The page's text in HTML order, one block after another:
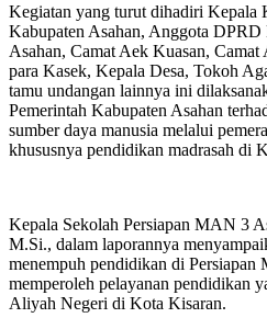
Kegiatan yang turut dihadiri Kepala
Kabupaten Asahan, Anggota
Asahan, Camat Aek Kuasan,
para Kasek, Kepala Desa, Tokoh
tamu undangan lainnya ini
Pemerintah Kabupaten Asahan
sumber daya manusia melalui
khususnya pendidikan madrasah di
Kepala Sekolah Persiapan MAN 3
M.Si., dalam laporannya
menempuh pendidikan di Persiapan
memperoleh pelayanan pendidikan
Aliyah Negeri di Kota Kisaran.